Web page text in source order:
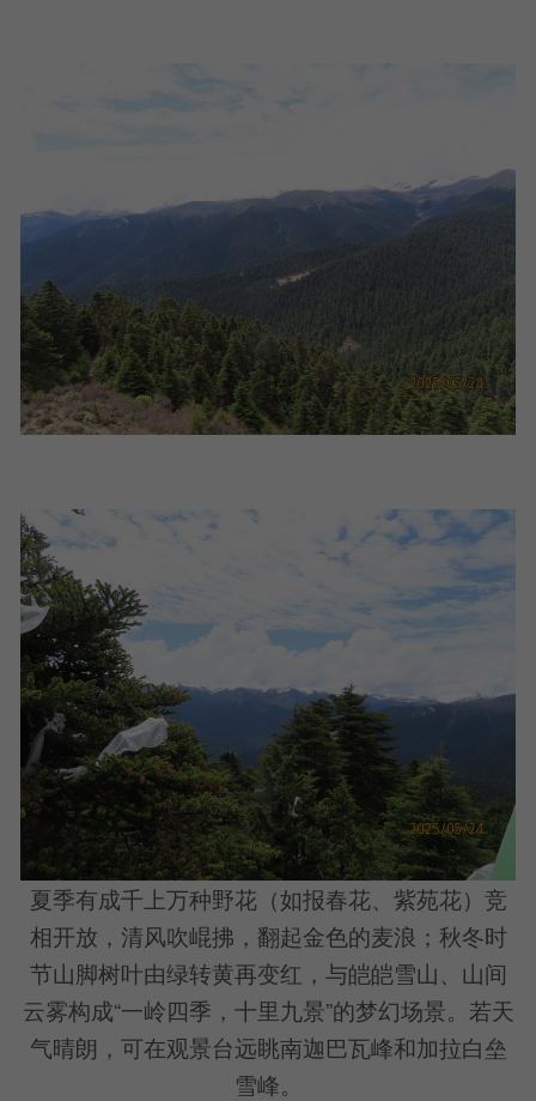
夏季有成千上万种野花（如报春花、紫苑花）竞
相开放，清风吹崐拂，翻起金色的麦浪；秋冬时
节山脚树叶由绿转黄再变红，与皑皑雪山、山间
云雾构成“一岭四季，十里九景”的梦幻场景。若天
气晴朗，可在观景台远眺南迦巴瓦峰和加拉白垒
雪峰。